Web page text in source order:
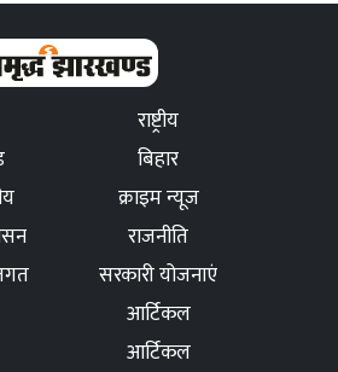
राष्ट्रीय
बिहार
क्राइम न्यूज
राजनीति
सरकारी योजनाएं
आर्टिकल
आर्टिकल